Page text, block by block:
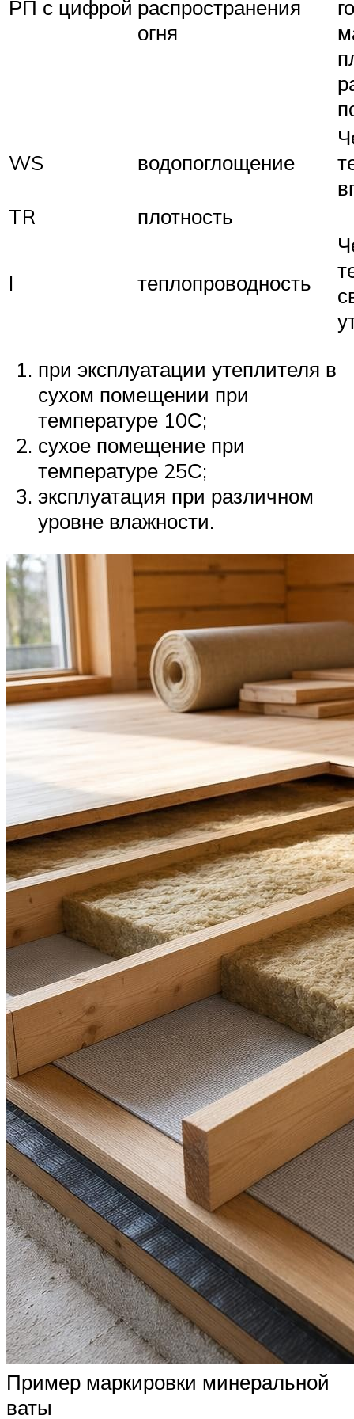
РП с цифрой распространения
огня
WS водопоглощение
TR
плотность
I теплопроводность
при эксплуатации утеплителя в
сухом помещении при
температуре 10С;
сухое помещение при
температуре 25С;
эксплуатация при различном
уровне влажности.
Пример маркировки минеральной
ваты